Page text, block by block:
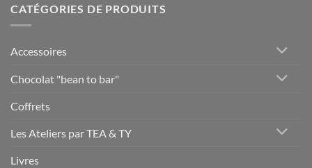
CATÉGORIES DE PRODUITS
Accessoires
Chocolat "bean to bar"
Coffrets
Les Ateliers par TEA & TY
Livres